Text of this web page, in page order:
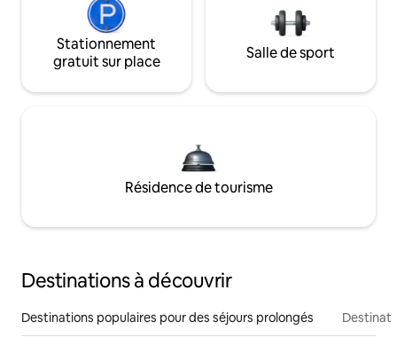
Stationnement
gratuit sur place
Salle de sport
Résidence de tourisme
Destinations à découvrir
Destinations populaires pour des séjours prolongés